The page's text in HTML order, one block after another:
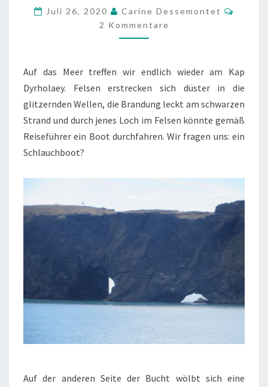
Juli 26, 2020 Carine Dessemontet
2 Kommentare
Auf das Meer treffen wir endlich wieder am Kap
Dyrholaey. Felsen erstrecken sich düster in die
glitzernden Wellen, die Brandung leckt am schwarzen
Strand und durch jenes Loch im Felsen könnte gemäß
Reiseführer ein Boot durchfahren. Wir fragen uns: ein
Schlauchboot?
Auf der anderen Seite der Bucht wölbt sich eine